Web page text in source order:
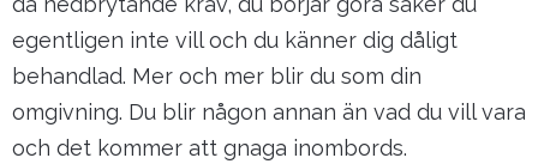
egentligen inte vill och du känner dig dåligt
behandlad. Mer och mer blir du som din
omgivning. Du blir någon annan än vad du vill vara
och det kommer att gnaga inombords.